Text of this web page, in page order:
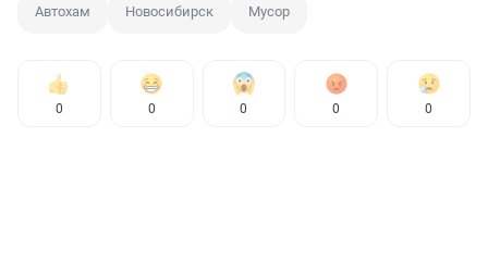
Автохам Новосибирск Мусор
0 0 0 0 0